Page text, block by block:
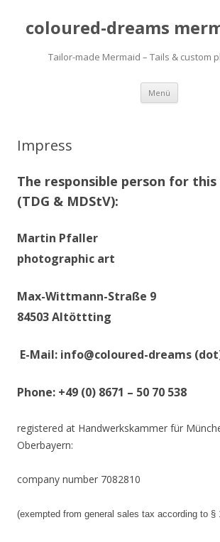
coloured-dreams
Tailor-made Mermaid – Tails & custom
Menü Zum
springen
Impress
The responsible person for
(TDG & MDStV):
Martin Pfaller
photographic art
Max-Wittmann-Straße 9
84503 Altöttting
E-Mail: info@coloured-dreams
Phone: +49 (0) 8671 – 50 70 538
registered at Handwerkskammer für
Oberbayern:
company number 7082810
(exempted from general sales tax according to §